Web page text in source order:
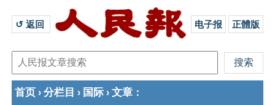
↺ 返回 电子报 正體版
首页 › 分栏目 › 国际 › 文章 ：